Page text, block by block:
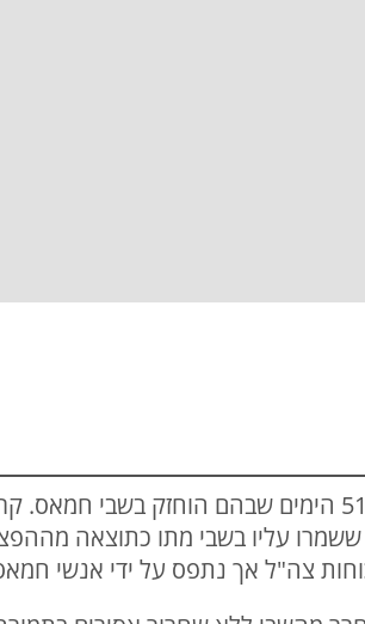
סיפור השחרור של רוני קריבוי שפורסם היום שופך אור על 51
עליו בשבי מתו כתוצאה
צה"ל אך נתפס על ידי אנשי